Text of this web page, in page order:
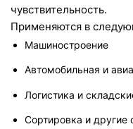
чувствительность.
Применяются в
Машиностроение
Автомобильная и
Логистика и
Сортировка и другие